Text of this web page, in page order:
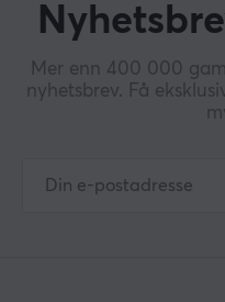
Mer enn 400 000
nyhetsbrev. Få